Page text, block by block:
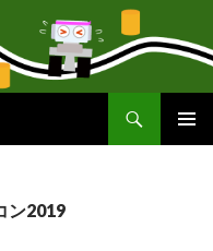
ン2019